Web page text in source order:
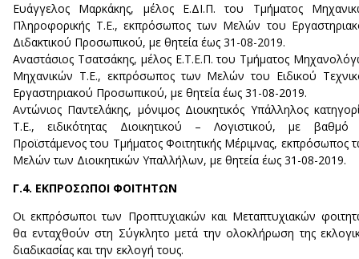
Ευάγγελος Μαρκάκης, μέλος Ε.ΔΙ.Π. του Τμήματος
Πληροφορικής Τ.Ε., εκπρόσωπος των Μελών του
Διδακτικού Προσωπικού, με θητεία έως 31-08-2019.
Αναστάσιος Τσατσάκης, μέλος Ε.Τ.Ε.Π. του Τμήματος
Μηχανικών Τ.Ε., εκπρόσωπος των Μελών του Ειδικού
Εργαστηριακού Προσωπικού, με θητεία έως 31-08-2019.
Αντώνιος Παντελάκης, μόνιμος Διοικητικός Υπάλληλος
Τ.Ε., ειδικότητας Διοικητικού – Λογιστικού, με βαθμό
Προϊστάμενος του Τμήματος Φοιτητικής Μέριμνας, εκπρόσωπος
Μελών των Διοικητικών Υπαλλήλων, με θητεία έως 31-08-2019.
Γ.4. ΕΚΠΡΟΣΩΠΟΙ ΦΟΙΤΗΤΩΝ
Οι εκπρόσωποι των Προπτυχιακών και Μεταπτυχιακών
θα ενταχθούν στη Σύγκλητο μετά την ολοκλήρωση της
διαδικασίας και την εκλογή τους.